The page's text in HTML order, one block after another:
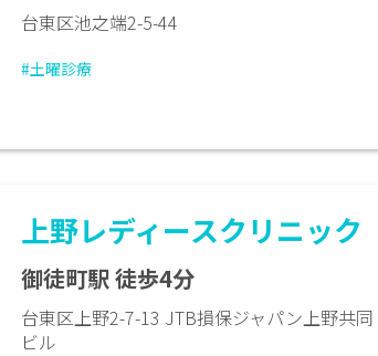
台東区池之端2-5-44
#土曜診療
上野レディースクリニック
御徒町駅 徒歩4分
台東区上野2-7-13 JTB損保ジャパン上野共同
ビル